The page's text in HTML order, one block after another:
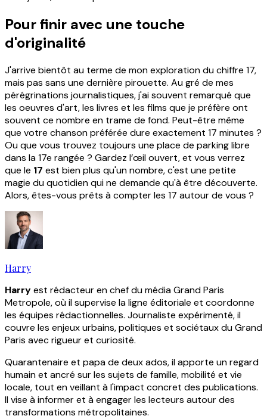
Pour finir avec une touche
d'originalité
J'arrive bientôt au terme de mon exploration du chiffre 17,
mais pas sans une dernière pirouette. Au gré de mes
pérégrinations journalistiques, j'ai souvent remarqué que
les oeuvres d'art, les livres et les films que je préfère ont
souvent ce nombre en trame de fond. Peut-être même
que votre chanson préférée dure exactement 17 minutes ?
Ou que vous trouvez toujours une place de parking libre
dans la 17e rangée ? Gardez l’œil ouvert, et vous verrez
que le 17 est bien plus qu'un nombre, c'est une petite
magie du quotidien qui ne demande qu'à être découverte.
Alors, êtes-vous prêts à compter les 17 autour de vous ?
Harry
Harryest rédacteur en chef du média Grand Paris
Metropole, où il supervise la ligne éditoriale et coordonne
les équipes rédactionnelles. Journaliste expérimenté, il
couvre les enjeux urbains, politiques et sociétaux du Grand
Paris avec rigueur et curiosité.
Quarantenaire et papa de deux ados, il apporte un regard
humain et ancré sur les sujets de famille, mobilité et vie
locale, tout en veillant à l'impact concret des publications.
Il vise à informer et à engager les lecteurs autour des
transformations métropolitaines.